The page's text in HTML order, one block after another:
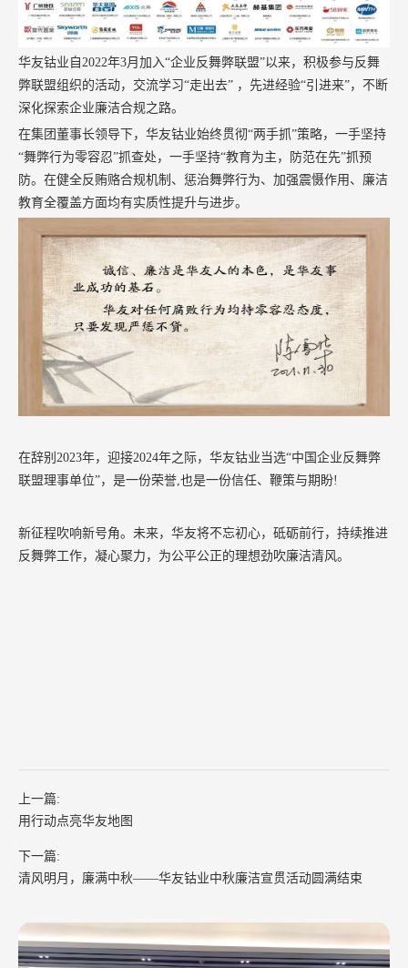
华友钴业自2022年3月加入“企业反舞弊联盟”以来，积极参与反舞
弊联盟组织的活动，交流学习“走出去” ，先进经验“引进来”，不断
深化探索企业廉洁合规之路。
在集团董事长领导下，华友钴业始终贯彻“两手抓”策略，一手坚持
“舞弊行为零容忍”抓查处，一手坚持“教育为主，防范在先”抓预
防。在健全反贿赂合规机制、惩治舞弊行为、加强震慑作用、廉洁
教育全覆盖方面均有实质性提升与进步。
在辞别2023年，迎接2024年之际，华友钴业当选“中国企业反舞弊
联盟理事单位”，是一份荣誉,也是一份信任、鞭策与期盼!
新征程吹响新号角。未来，华友将不忘初心，砥砺前行，持续推进
反舞弊工作，凝心聚力，为公平公正的理想劲吹廉洁清风。
上一篇:
用行动点亮华友地图
下一篇:
清风明月，廉满中秋——华友钴业中秋廉洁宣贯活动圆满结束